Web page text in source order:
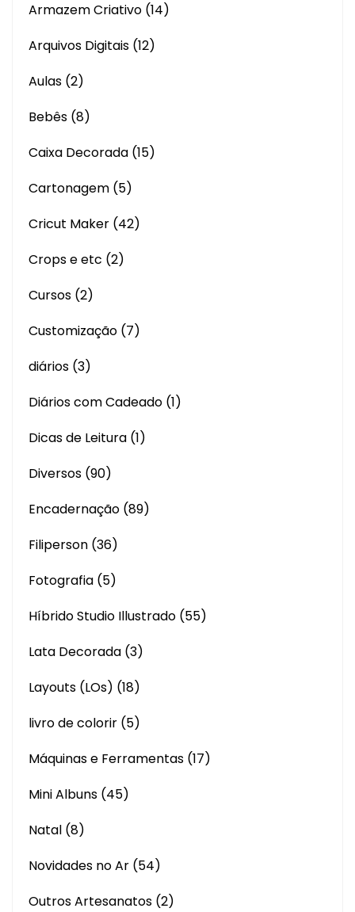
Armazem Criativo (14)
Arquivos Digitais (12)
Aulas (2)
Bebês (8)
Caixa Decorada (15)
Cartonagem (5)
Cricut Maker (42)
Crops e etc (2)
Cursos (2)
Customização (7)
diários (3)
Diários com Cadeado (1)
Dicas de Leitura (1)
Diversos (90)
Encadernação (89)
Filiperson (36)
Fotografia (5)
Híbrido Studio Illustrado (55)
Lata Decorada (3)
Layouts (LOs) (18)
livro de colorir (5)
Máquinas e Ferramentas (17)
Mini Albuns (45)
Natal (8)
Novidades no Ar (54)
Outros Artesanatos (2)